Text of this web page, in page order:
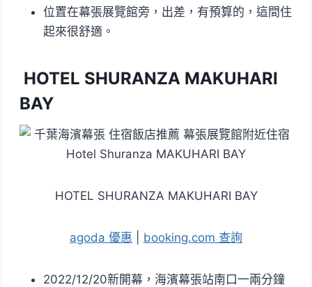
位置在幕張展覽館旁，出差，有預算的，這間住
起來很舒適。
HOTEL SHURANZA MAKUHARI
BAY
HOTEL SHURANZA MAKUHARI BAY
agoda 優惠 booking.com 查詢
2022/12/20新開幕，海濱幕張站南口一兩分鐘